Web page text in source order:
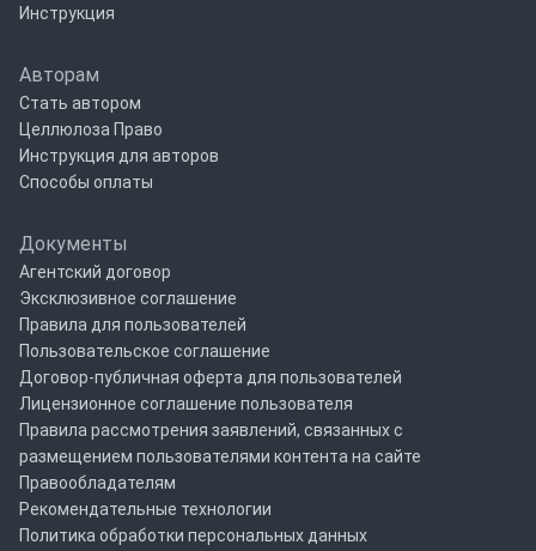
Инструкция
Авторам
Стать автором
Целлюлоза Право
Инструкция для авторов
Способы оплаты
Документы
Агентский договор
Эксклюзивное соглашение
Правила для пользователей
Пользовательское соглашение
Договор-публичная оферта для пользователей
Лицензионное соглашение пользователя
Правила рассмотрения заявлений, связанных с
размещением пользователями контента на сайте
Правообладателям
Рекомендательные технологии
Политика обработки персональных данных